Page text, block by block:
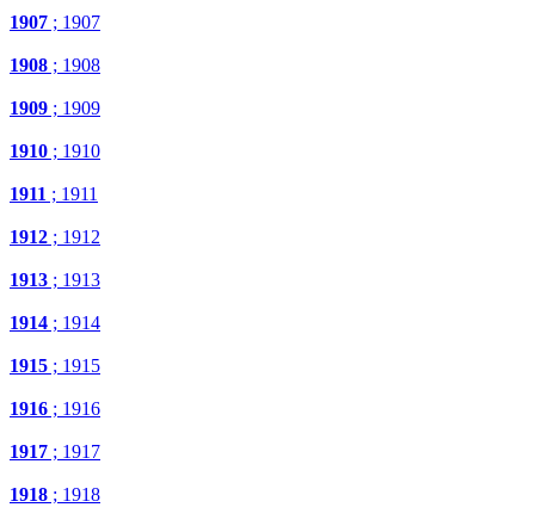
1907 ; 1907
1908 ; 1908
1909 ; 1909
1910 ; 1910
1911 ; 1911
1912 ; 1912
1913 ; 1913
1914 ; 1914
1915 ; 1915
1916 ; 1916
1917 ; 1917
1918 ; 1918